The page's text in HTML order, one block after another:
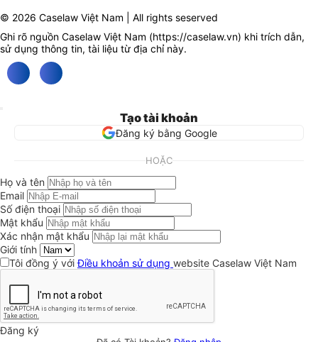
© 2026 Caselaw Việt Nam | All rights seserved
Ghi rõ nguồn Caselaw Việt Nam (https://caselaw.vn) khi trích dẫn,
sử dụng thông tin, tài liệu từ địa chỉ này.
Tạo tài khoản
Đăng ký bằng Google
HOẶC
Họ và tên
Email
Số điện thoại
Mật khẩu
Xác nhận mật khẩu
Giới tính
Tôi đồng ý vớiĐiều khoản sử dụng website Caselaw Việt Nam
Đăng ký